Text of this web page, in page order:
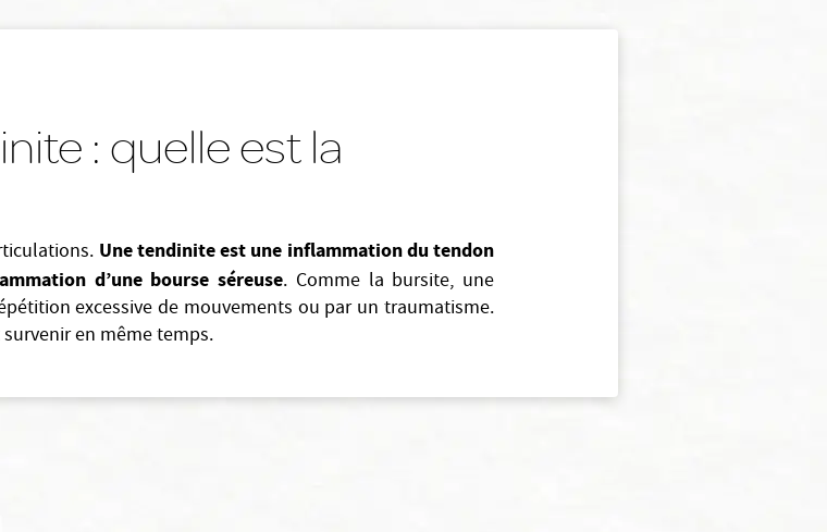
: quelle est la
Une tendinite est une inflammation du tendon
d’une bourse séreuse. Comme la bursite, une
excessive de mouvements ou par un traumatisme.
en même temps.